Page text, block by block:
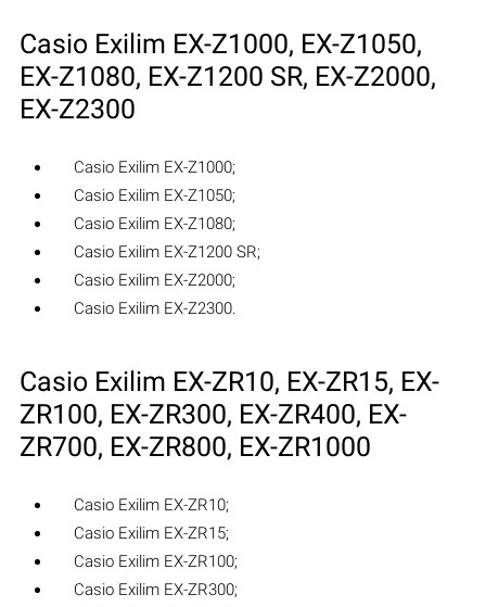
Casio Exilim EX-Z1000, EX-Z1050,
EX-Z1080, EX-Z1200 SR, EX-Z2000,
EX-Z2300
Casio Exilim EX-Z1000;
Casio Exilim EX-Z1050;
Casio Exilim EX-Z1080;
Casio Exilim EX-Z1200 SR;
Casio Exilim EX-Z2000;
Casio Exilim EX-Z2300.
Casio Exilim EX-ZR10, EX-ZR15, EX-
ZR100, EX-ZR300, EX-ZR400, EX-
ZR700, EX-ZR800, EX-ZR1000
Casio Exilim EX-ZR10;
Casio Exilim EX-ZR15;
Casio Exilim EX-ZR100;
Casio Exilim EX-ZR300;